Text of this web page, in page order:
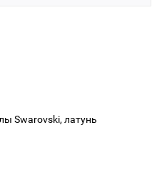
Swarovski, латунь